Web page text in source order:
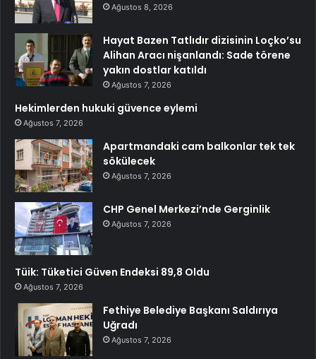
Ağustos 8, 2026
Hayat Bazen Tatlıdır dizisinin Loçko’su
Alihan Aracı nişanlandı: Sade törene
yakın dostlar katıldı
Ağustos 7, 2026
Hekimlerden hukuki güvence eylemi
Ağustos 7, 2026
Apartmandaki cam balkonlar tek tek
sökülecek
Ağustos 7, 2026
CHP Genel Merkezi’nde Gerginlik
Ağustos 7, 2026
Tüik: Tüketici Güven Endeksi 89,8 Oldu
Ağustos 7, 2026
Fethiye Belediye Başkanı Saldırıya
Uğradı
Ağustos 7, 2026